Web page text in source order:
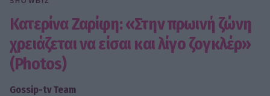
Κατερίνα Ζαρίφη: «Στην πρωινή ζώνη
χρειάζεται να είσαι και λίγο ζογκλέρ»
(Photos)
Gossip-tv Team